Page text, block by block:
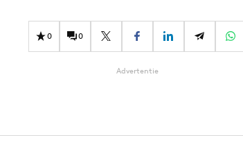
0 0
Advertentie